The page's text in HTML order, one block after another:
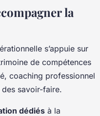
la
s’appuie sur
de compétences
coaching professionnel
savoir-faire.
dédiés à la